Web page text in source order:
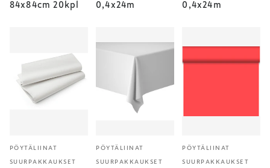
84x84cm 20kpl
0,4x24m
0,4x24m
PÖYTÄLIINAT
SUURPAKKAUKSET
PÖYTÄLIINAT
SUURPAKKAUKSET
PÖYTÄLIINAT
SUURPAKKAUKSET